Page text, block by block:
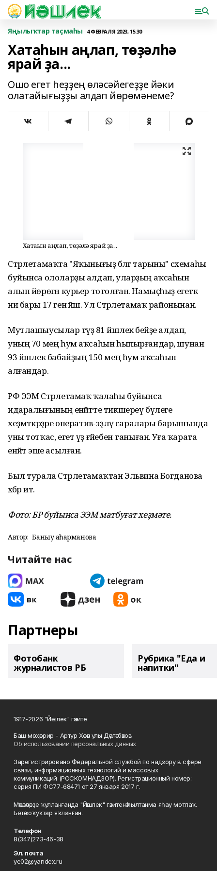
Яңылыҡтар таҫмаһы 4 ФЕВРАЛЯ 2023, 15:30
Хатаһын аңлап, төҙәлһә
ярай ҙа...
Ошо егет һеҙҙең өләсәйегеҙҙе йәки
олатайығыҙҙы алдап йөрөмәнеме?
Хатаһын аңлап, төҙәлһә ярай ҙа...
Стәрлетамаҡта "Яҡынығыҙ бәләгә тарыны" схемаһы
буйынса ололарҙы алдап, уларҙың аҡсаһын
алып йөрөгән курьер тотолған. Намыҫһыҙ егеткә
ни бары 17 генә йәш. Ул Стәрлетамаҡ районынан.
Мутлашыусылар тәүҙә 81 йәшлек әбейҙе алдап,
уның 70 мең һум аҡсаһын һыпырғандар, шунан
93 йәшлек бабайҙың 150 мең һум аҡсаһын
алғандар.
РФ ЭЭМ Стәрлетамаҡ ҡалаһы буйынса
идаралығының енәйәтте тикшереү бүлеге
хеҙмәткәрҙәре оператив-эҙләү саралары барышында
уны тотҡас, егет үҙ ғәйебен таныған. Уға ҡарата
енәйәт эше асылған.
Был турала Стәрлетамаҡтан Эльвина Богданова
хәбәр итә.
Фото: БР буйынса ЭЭМ матбуғат хеҙмәте.
Автор: Баныу Ҡаһарманова
Читайте нас
Партнеры
Фотобанк
журналистов РБ
Рубрика "Еда и
напитки"
1917-2026 "Йәшлек" гәзите
Баш мөхәррир - Артур Хәсән улы Дәүләтбәков
Об использовании персональных данных
Зарегистрировано Федеральной службой по надзору в сфере
связи, информационных технологий и массовых
коммуникаций (РОСКОМНАДЗОР). Регистрационный номер:
серия ПИ ФС77-68471 от 27 января 2017 г.
Мәҡәләләрҙе ҡулланғанда "Йәшлек" гәзитенә һылтанма яһау мотлаҡ.
Бөтә хоҡуҡтар яҡланған.
Телефон
8(347)273-46-38
Эл. почта
ye02@yandex.ru